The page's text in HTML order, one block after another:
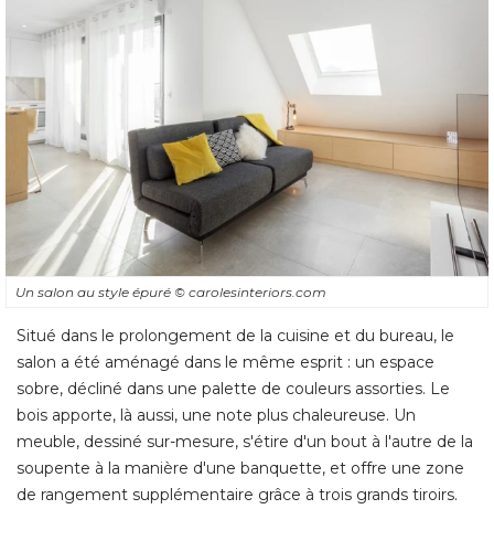
Un salon au style épuré © carolesinteriors.com
Situé dans le prolongement de la cuisine et du bureau, le
salon a été aménagé dans le même esprit : un espace
sobre, décliné dans une palette de couleurs assorties. Le
bois apporte, là aussi, une note plus chaleureuse. Un
meuble, dessiné sur-mesure, s'étire d'un bout à l'autre de la
soupente à la manière d'une banquette, et offre une zone
de rangement supplémentaire grâce à trois grands tiroirs.